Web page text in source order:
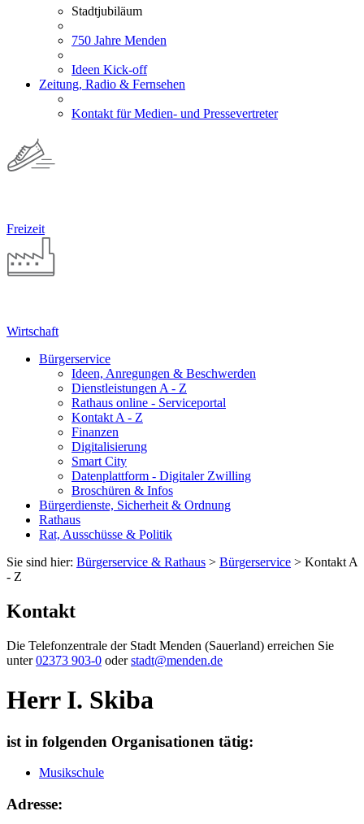
Stadtjubiläum
750 Jahre Menden
Ideen Kick-off
Zeitung, Radio & Fernsehen
Kontakt für Medien- und Pressevertreter
Freizeit
Wirtschaft
Bürgerservice
Ideen, Anregungen & Beschwerden
Dienstleistungen A - Z
Rathaus online - Serviceportal
Kontakt A - Z
Finanzen
Digitalisierung
Smart City
Datenplattform - Digitaler Zwilling
Broschüren & Infos
Bürgerdienste, Sicherheit & Ordnung
Rathaus
Rat, Ausschüsse & Politik
Sie sind hier: Bürgerservice & Rathaus > Bürgerservice > Kontakt A
- Z
Kontakt
Die Telefonzentrale der Stadt Menden (Sauerland) erreichen Sie
unter02373 903-0 oderstadt@menden.de
Herr I. Skiba
ist in folgenden Organisationen tätig:
Musikschule
Adresse: